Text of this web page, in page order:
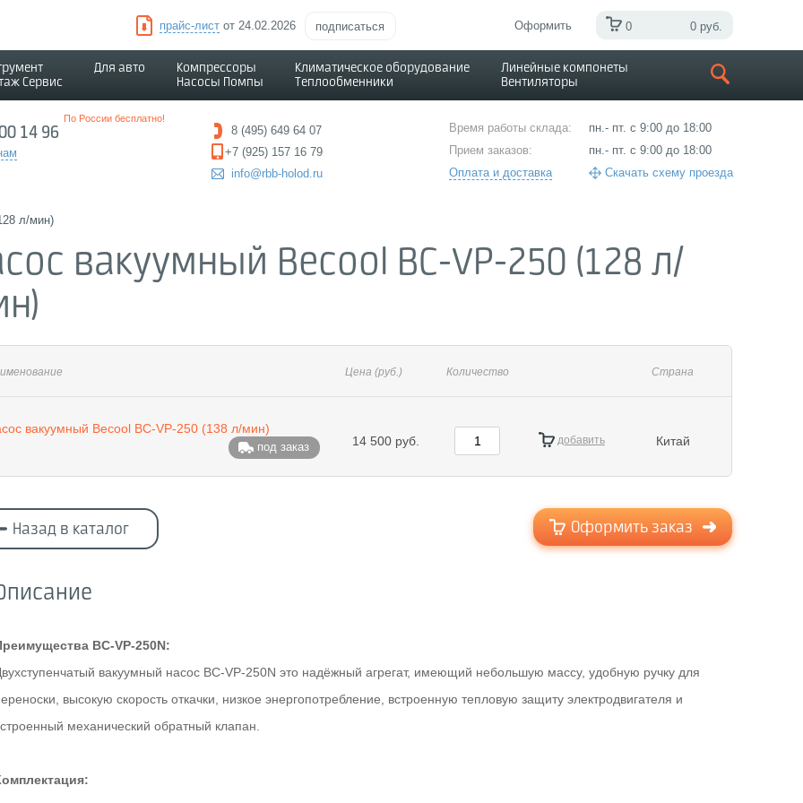
прайс-листот 24.02.2026 подписаться Оформить 0 0 руб.
Сервис
Для авто
Компрессоры
Насосы Помпы
Климатическое оборудование
Теплообменники
Линейные компонеты
Вентиляторы
14 96
По России бесплатно!
8 (495) 649 64 07
+7 (925) 157 16 79
info@rbb-holod.ru
Время работы склада:
Прием заказов:
Оплата и доставка
пн.- пт. с 9:00 до 18:00
пн.- пт. с 9:00 до 18:00
Скачать схему проезда
л/мин)
вакуумный Becool BC-VP-250 (128 л/
Цена (руб.) Количество Страна
вакуумный Becool BC-VP-250 (138 л/мин)
под заказ 14 500 руб. добавить Китай
Назад в каталог Оформить заказ
BC-VP-250N:
вакуумный насос BC-VP-250N это надёжный агрегат, имеющий небольшую массу, удобную ручку для
высокую скорость откачки, низкое энергопотребление, встроенную тепловую защиту электродвигателя и
механический обратный клапан.